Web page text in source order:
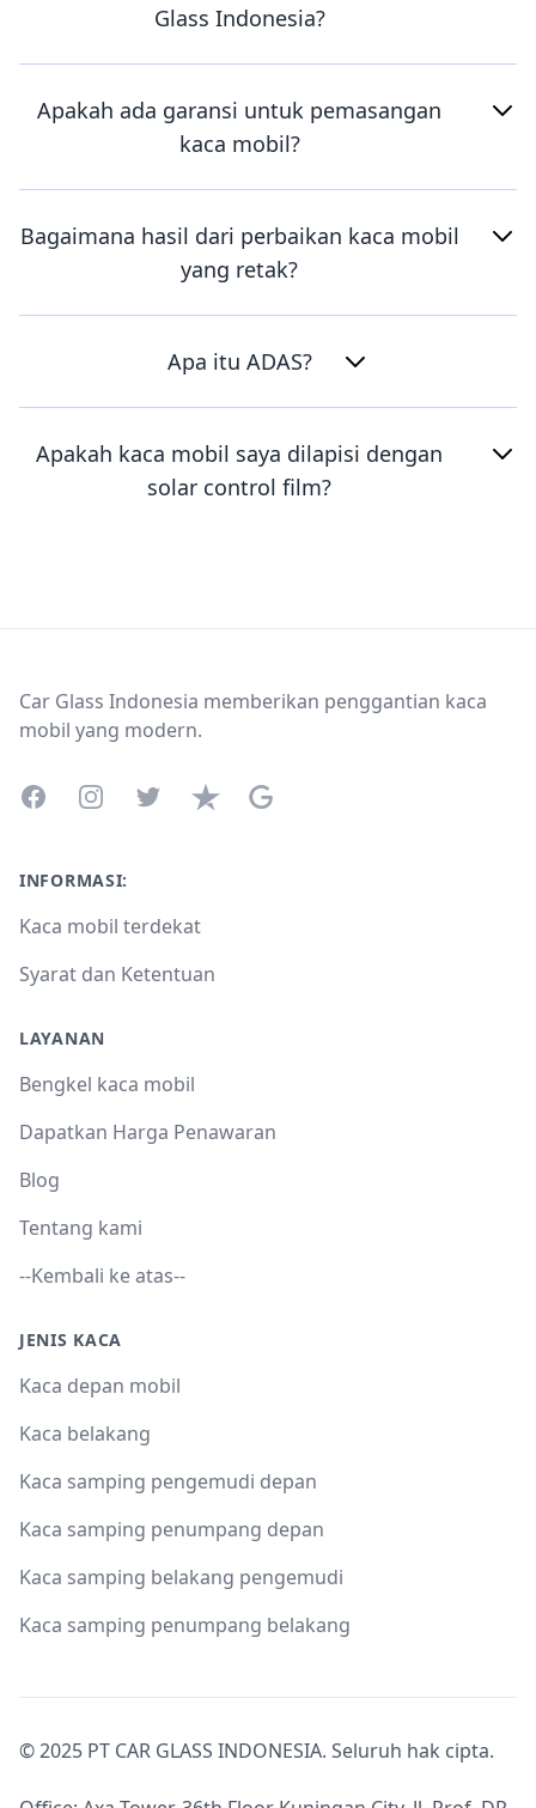
Glass Indonesia?
Apakah ada garansi untuk pemasangan
kaca mobil?
Bagaimana hasil dari perbaikan kaca mobil
yang retak?
Apa itu ADAS?
Apakah kaca mobil saya dilapisi dengan
solar control film?
Car Glass Indonesia memberikan penggantian kaca
mobil yang modern.
FacebookInstagramTwitterTrustpilotGoogle Business Profile
INFORMASI:
Kaca mobil terdekat
Syarat dan Ketentuan
LAYANAN
Bengkel kaca mobil
Dapatkan Harga Penawaran
Blog
Tentang kami
--Kembali ke atas--
JENIS KACA
Kaca depan mobil
Kaca belakang
Kaca samping pengemudi depan
Kaca samping penumpang depan
Kaca samping belakang pengemudi
Kaca samping penumpang belakang
© 2025 PT CAR GLASS INDONESIA. Seluruh hak cipta.